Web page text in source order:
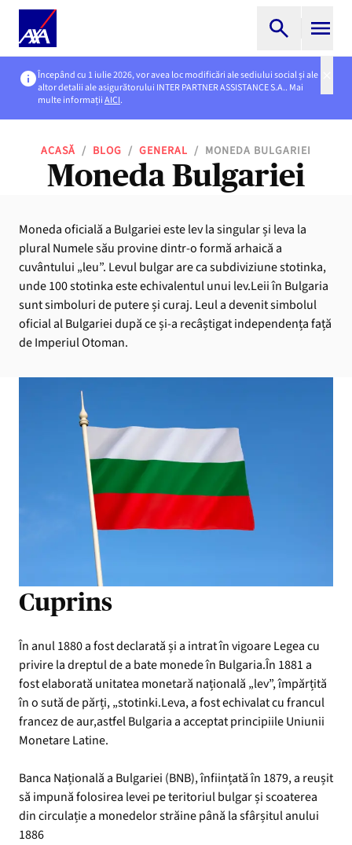
Începând cu 1 iulie 2026, vor avea loc modificări ale sediului social și ale
altor detalii ale asigurătorului INTER PARTNER ASSISTANCE S.A.. Mai
multe informațiiAICI.
ACASĂ / BLOG / GENERAL / MONEDA BULGARIEI
Moneda Bulgariei
Moneda oficială a Bulgariei este lev la singular și leva la
plural Numele său provine dintr-o formă arhaică a
cuvântului „leu”. Levul bulgar are ca subdiviziune stotinka,
unde 100 stotinka este echivalentul unui lev.Leii în Bulgaria
sunt simboluri de putere și curaj. Leul a devenit simbolul
oficial al Bulgariei după ce și-a recâștigat independența față
de Imperiul Otoman.
Cuprins
În anul 1880 a fost declarată și a intrat în vigoare Legea cu
privire la dreptul de a bate monede în Bulgaria.În 1881 a
fost elaborată unitatea monetară națională „lev”, împărțită
în o sută de părți, „stotinki.Leva, a fost echivalat cu francul
francez de aur,astfel Bulgaria a acceptat principiile Uniunii
Monetare Latine.
Banca Națională a Bulgariei (BNB), înființată în 1879, a reușit
să impună folosirea levei pe teritoriul bulgar și scoaterea
din circulație a monedelor străine până la sfârșitul anului
1886